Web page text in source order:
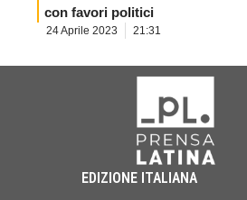
con favori politici
24 Aprile 2023 21:31
EDIZIONE ITALIANA